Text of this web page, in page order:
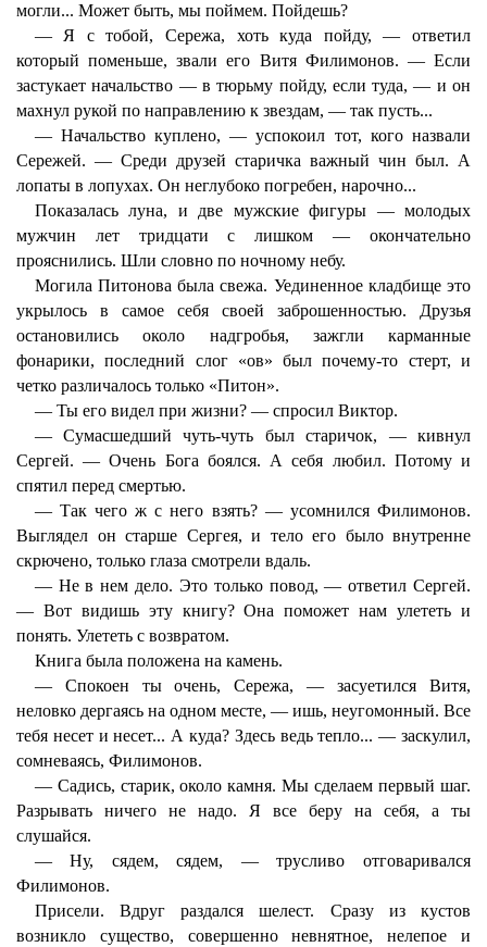
могли... Может быть, мы поймем. Пойдешь?
— Я с тобой, Сережа, хоть куда пойду, — ответил
который поменьше, звали его Витя Филимонов. — Если
застукает начальство — в тюрьму пойду, если туда, — и он
махнул рукой по направлению к звездам, — так пусть...
— Начальство куплено, — успокоил тот, кого назвали
Сережей. — Среди друзей старичка важный чин был. А
лопаты в лопухах. Он неглубоко погребен, нарочно...
Показалась луна, и две мужские фигуры — молодых
мужчин лет тридцати с лишком — окончательно
прояснились. Шли словно по ночному небу.
Могила Питонова была свежа. Уединенное кладбище это
укрылось в самое себя своей заброшенностью. Друзья
остановились около надгробья, зажгли карманные
фонарики, последний слог «ов» был почему-то стерт, и
четко различалось только «Питон».
— Ты его видел при жизни? — спросил Виктор.
— Сумасшедший чуть-чуть был старичок, — кивнул
Сергей. — Очень Бога боялся. А себя любил. Потому и
спятил перед смертью.
— Так чего ж с него взять? — усомнился Филимонов.
Выглядел он старше Сергея, и тело его было внутренне
скрючено, только глаза смотрели вдаль.
— Не в нем дело. Это только повод, — ответил Сергей.
— Вот видишь эту книгу? Она поможет нам улететь и
понять. Улететь с возвратом.
Книга была положена на камень.
— Спокоен ты очень, Сережа, — засуетился Витя,
неловко дергаясь на одном месте, — ишь, неугомонный. Все
тебя несет и несет... А куда? Здесь ведь тепло... — заскулил,
сомневаясь, Филимонов.
— Садись, старик, около камня. Мы сделаем первый шаг.
Разрывать ничего не надо. Я все беру на себя, а ты
слушайся.
— Ну, сядем, сядем, — трусливо отговаривался
Филимонов.
Присели. Вдруг раздался шелест. Сразу из кустов
возникло существо, совершенно невнятное, нелепое и